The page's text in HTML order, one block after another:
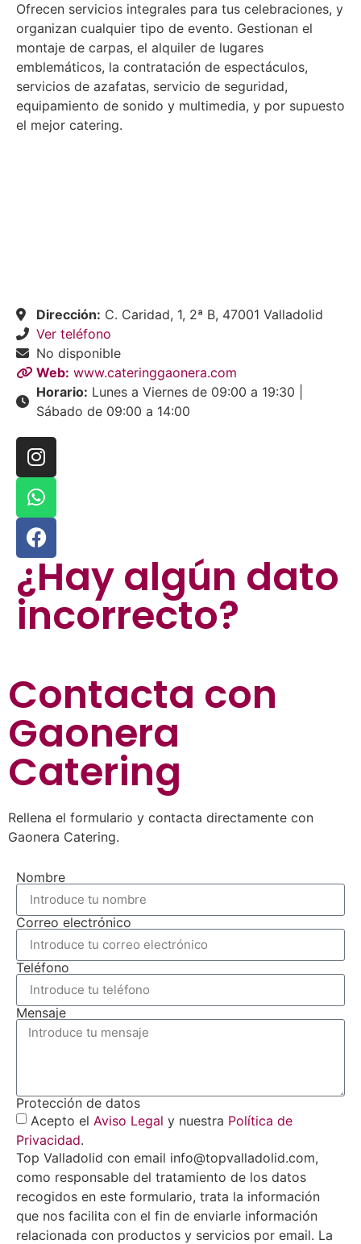
Ofrecen servicios integrales para tus celebraciones, y
organizan cualquier tipo de evento. Gestionan el
montaje de carpas, el alquiler de lugares
emblemáticos, la contratación de espectáculos,
servicios de azafatas, servicio de seguridad,
equipamiento de sonido y multimedia, y por supuesto
el mejor catering.
Dirección: C. Caridad, 1, 2ª B, 47001 Valladolid
Ver teléfono
No disponible
Web: www.cateringgaonera.com
Horario: Lunes a Viernes de 09:00 a 19:30 |
Sábado de 09:00 a 14:00
¿Hay algún dato
incorrecto?
Contacta con
Gaonera
Catering
Rellena el formulario y contacta directamente con
Gaonera Catering.
Nombre
Correo electrónico
Teléfono
Mensaje
Protección de datos
Acepto el Aviso Legal y nuestra Política de
Privacidad.
Top Valladolid con email info@topvalladolid.com,
como responsable del tratamiento de los datos
recogidos en este formulario, trata la información
que nos facilita con el fin de enviarle información
relacionada con productos y servicios por email. La